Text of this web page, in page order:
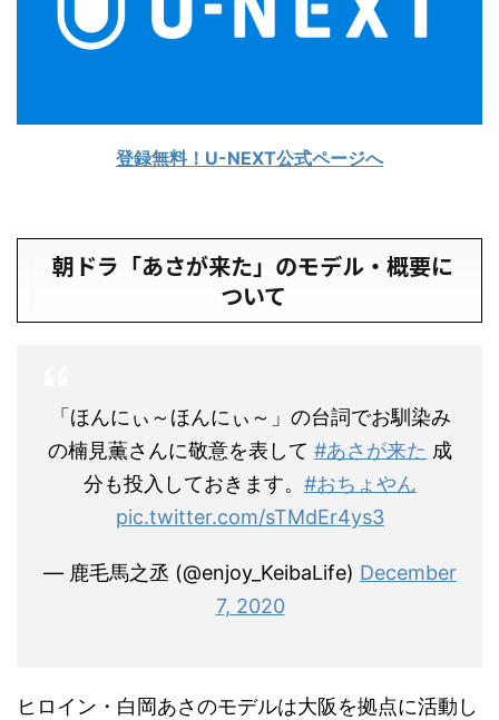
登録無料！U-NEXT公式ページへ
朝ドラ「あさが来た」のモデル・概要に
ついて
「ほんにぃ～ほんにぃ～」の台詞でお馴染み
の楠見薫さんに敬意を表して #あさが来た 成
分も投入しておきます。 #おちょやん
pic.twitter.com/sTMdEr4ys3
— 鹿毛馬之丞 (@enjoy_KeibaLife) December
7, 2020
ヒロイン・白岡あさのモデルは大阪を拠点に活動し